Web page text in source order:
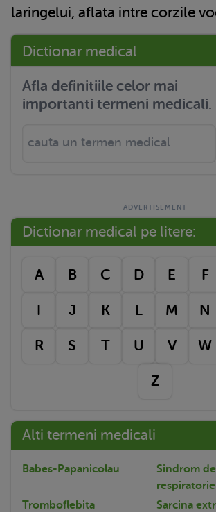
laringelui, aflata intre corzile
Dictionar medical
Afla definitiile celor mai
importanti termeni medicali.
Dictionar medical pe litere:
A B C D E F
I J K L M N
R S T U V W
Z
Alti termeni medicali
Babes-Papanicolau
Sindrom
respiratorie
Tromboflebita
Sarcina